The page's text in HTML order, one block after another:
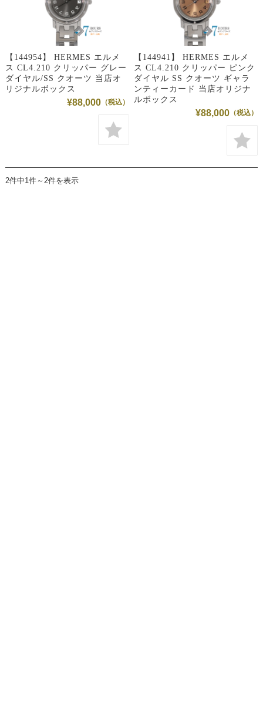
【144954】 HERMES エルメ
ス CL4.210 クリッパー グレー
ダイヤル/SS クオーツ 当店オ
リジナルボックス
¥88,000
【144941】 HERMES エルメ
ス CL4.210 クリッパー ピンク
ダイヤル SS クオーツ ギャラ
ンティーカード 当店オリジナ
ルボックス
¥88,000
2件中1件～2件を表示